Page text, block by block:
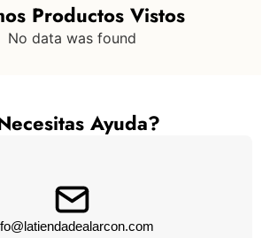
Productos Vistos
No data was found
Ayuda?